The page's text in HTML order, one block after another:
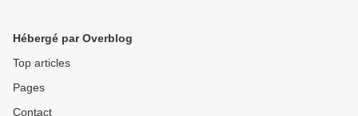
Hébergé par Overblog
Top articles
Pages
Contact